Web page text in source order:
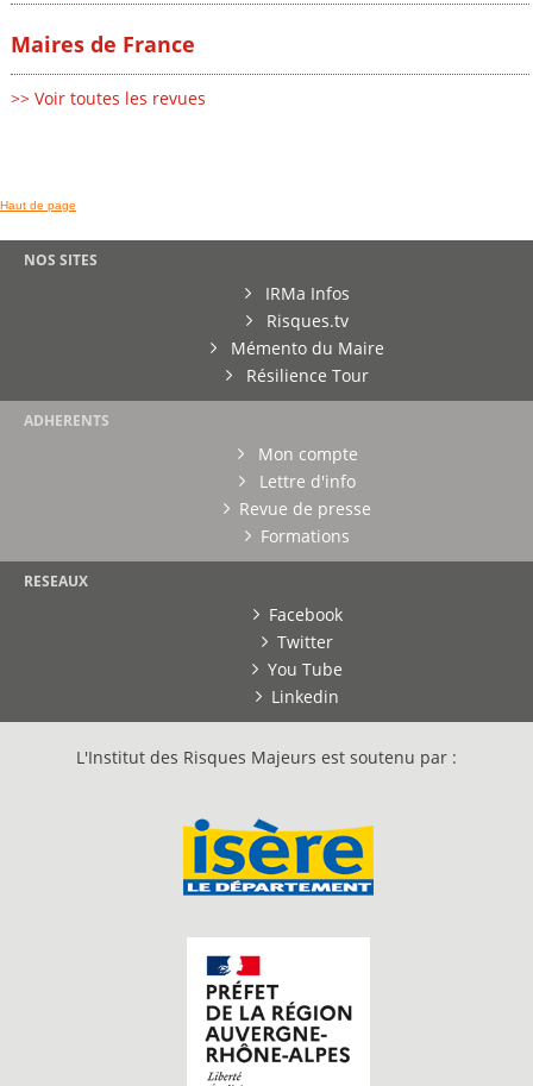
Maires de France
>> Voir toutes les revues
Haut de page
NOS SITES
IRMa Infos
Risques.tv
Mémento du Maire
Résilience Tour
ADHERENTS
Mon compte
Lettre d'info
Revue de presse
Formations
RESEAUX
Facebook
Twitter
You Tube
Linkedin
L'Institut des Risques Majeurs est soutenu par :